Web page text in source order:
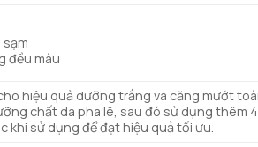
sạm
đều màu
hiệu quả dưỡng trắng và căng mướt
chất da pha lê, sau đó sử dụng
khi sử dụng để đạt hiệu quả tối ưu.